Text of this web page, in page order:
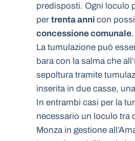
predisposti. Ogni loculo
per trenta anni con
concessione comunale.
La tumulazione può
bara con la salma che
sepoltura tramite
inserita in due casse,
In entrambi casi per la
necessario un loculo tra
Monza in gestione